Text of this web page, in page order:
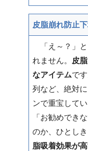
皮脂崩れ防止
「え～？」と
れません。 皮
なアイテムで
列など、絶対
ンで重宝して
「お勧めでき
のか、ひとし
脂吸着効果が